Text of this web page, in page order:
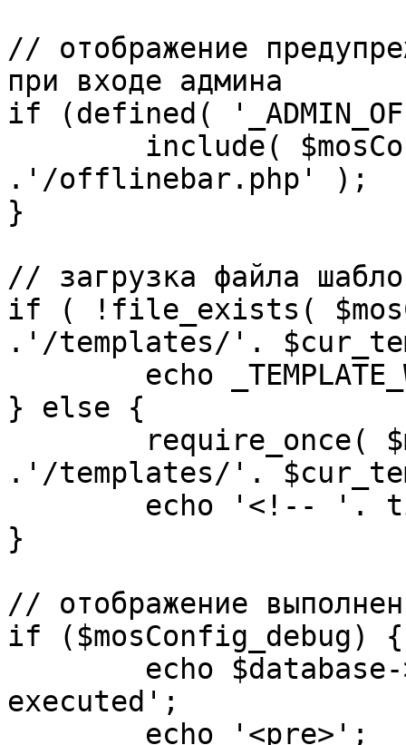
// отображение
при входе админа
if (defined(
.'/offlinebar.php' );
}
// загрузка файла
if ( !file_exists(
.'/templates/'.
} else {
.'/templates/'.
}
// отображение
if ($mosConfig_debug) {
executed';